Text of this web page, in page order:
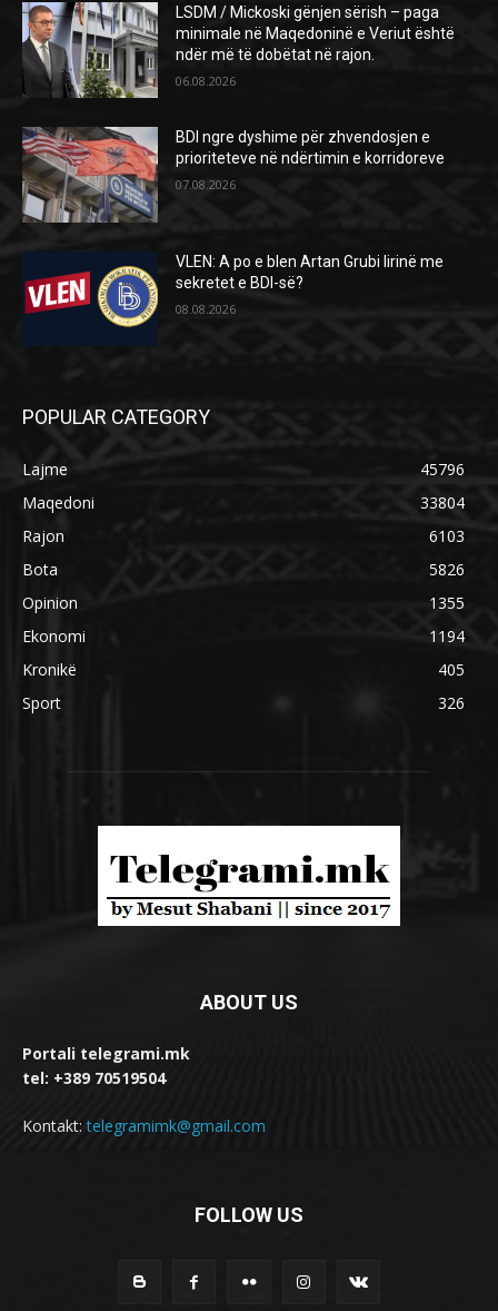
LSDM / Mickoski gënjen sërish – paga
minimale në Maqedoninë e Veriut është
ndër më të dobëtat në rajon.
06.08.2026
BDI ngre dyshime për zhvendosjen e
prioriteteve në ndërtimin e korridoreve
07.08.2026
VLEN: A po e blen Artan Grubi lirinë me
sekretet e BDI-së?
08.08.2026
POPULAR CATEGORY
Lajme
45796
Maqedoni
33804
Rajon
6103
Bota
5826
Opinion
1355
Ekonomi
1194
Kronikë
405
Sport
326
ABOUT US
Portali telegrami.mk
tel: +389 70519504
Kontakt:telegramimk@gmail.com
FOLLOW US